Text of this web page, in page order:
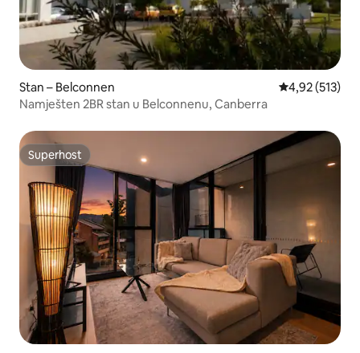
Stan – Belconnen Prosječna
4,92 (513)
Namješten 2BR stan u Belconnenu, Canberra
Superhost
Superhost